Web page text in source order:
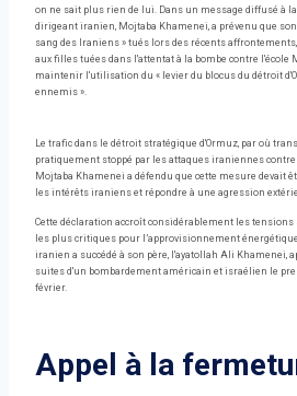
on ne sait plus rien de lui. Dans un message diffusé à
dirigeant iranien, Mojtaba Khamenei, a prévenu que
sang des Iraniens » tués lors des récents
aux filles tuées dans l'attentat à la bombe contre l'école
maintenir l'utilisation du « levier du blocus du détroit
ennemis ».
Le trafic dans le détroit stratégique d'Ormuz, par où
pratiquement stoppé par les attaques iraniennes
Mojtaba Khamenei a défendu que cette mesure devait
les intérêts iraniens et répondre à une agression
Cette déclaration accroît considérablement les
les plus critiques pour l’approvisionnement
iranien a succédé à son père, l'ayatollah Ali Khamenei,
suites d'un bombardement américain et israélien le
février.
Appel à la